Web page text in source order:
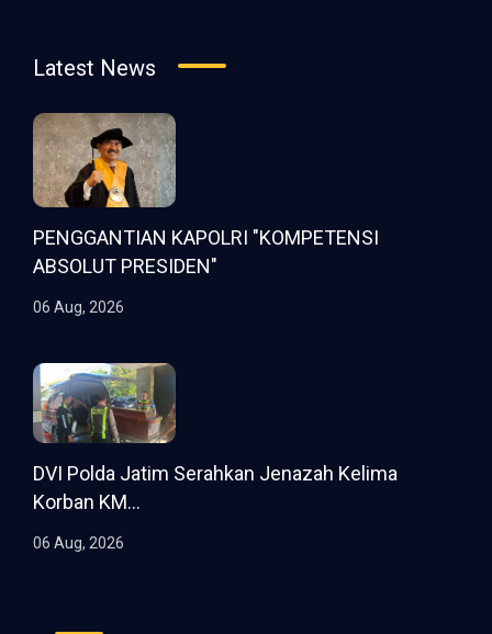
Latest News
PENGGANTIAN KAPOLRI "KOMPETENSI
ABSOLUT PRESIDEN"
06 Aug, 2026
DVI Polda Jatim Serahkan Jenazah Kelima
Korban KM...
06 Aug, 2026